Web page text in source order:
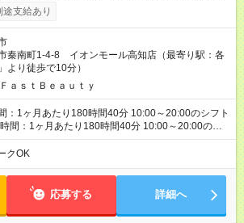
ィブポイント付与 ・店舗売上や入客人数などに応
ティブポイントを付与 ・ポイントは6ヶ月に一度引
あり 研修期間6ヶ月間は以下給与のみ
与に関しては2025年度の最低賃
※各都道府県の施行月より適応、入社時期によっ
能性あり 詳細は、採用担当へお問い合わせくださ
間】試用期間なし
支給あり
秦南町1-4-8 イオンモール高知店（最寄り駅：各
より徒歩で10分）
ａｓｔＢｅａｕｔｙ
：1ヶ月あたり180時間40分 10:00～20:00のシフト
クOK
応募する 詳細へ